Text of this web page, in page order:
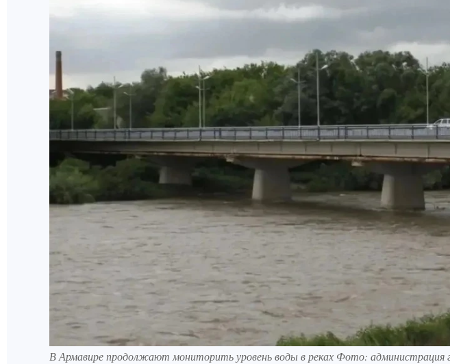
В Армавире продолжают мониторить уровень воды в реках Фото: администрация